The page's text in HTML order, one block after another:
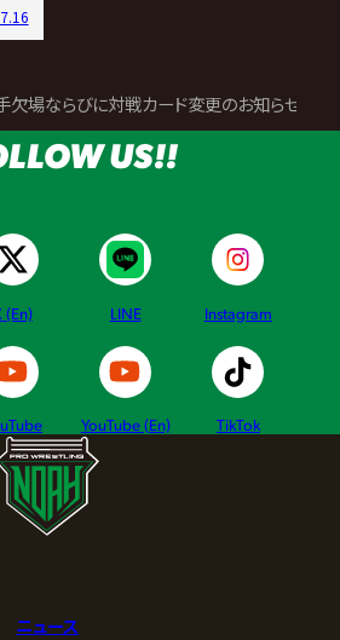
欠場ならびに対戦カード変更のお知らせ
US!!
(En) LINE Instagram
YouTube (En) TikTok
ニュース